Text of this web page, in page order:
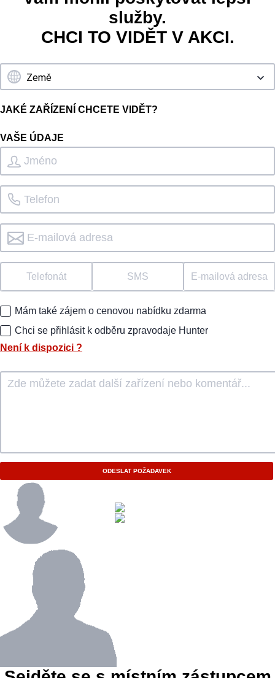
služby.
CHCI TO VIDĚT V AKCI.
JAKÉ ZAŘÍZENÍ CHCETE VIDĚT?
VAŠE ÚDAJE
Telefonát SMS E-mailová adresa
Mám také zájem o cenovou nabídku zdarma
Chci se přihlásit k odběru zpravodaje Hunter
Není k dispozici ?
ODESLAT POŽADAVEK